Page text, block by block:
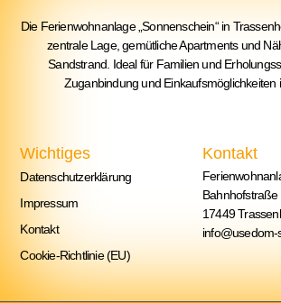
Die Ferienwohnanlage „Sonnenschein“ in
zentrale Lage, gemütliche Apartments und
Sandstrand. Ideal für Familien und
Zuganbindung und Einkaufsmöglichkeiten
Wichtiges
Datenschutzerklärung
Impressum
Kontakt
Cookie-Richtlinie (EU)
Kontakt
Bahnhofstraße
17449